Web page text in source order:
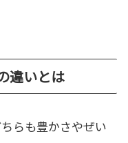
違いとは
らも豊かさやぜい